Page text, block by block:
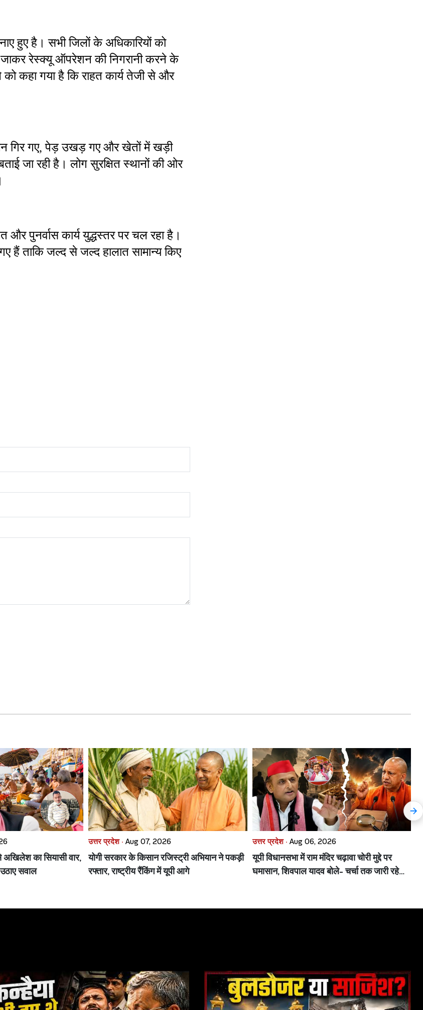
हुए है। सभी जिलों के अधिकारियों को
जाकर रेस्क्यू ऑपरेशन की निगरानी करने के
कहा गया है कि राहत कार्य तेजी से और
गिर गए, पेड़ उखड़ गए और खेतों में खड़ी
जा रही है। लोग सुरक्षित स्थानों की ओर
और पुनर्वास कार्य युद्धस्तर पर चल रहा है।
हैं ताकि जल्द से जल्द हालात सामान्य किए
का सियासी वार,
सवाल
उत्तर प्रदेश · Aug 07, 2026
योगी सरकार के किसान रजिस्ट्री अभियान ने पकड़ी
रफ्तार, राष्ट्रीय रैंकिंग में यूपी आगे
उत्तर प्रदेश · Aug 06, 2026
यूपी विधानसभा में राम मंदिर चढ़ावा चोरी मुद्दे पर
घमासान, शिवपाल यादव बोले- चर्चा तक जारी रहेगा